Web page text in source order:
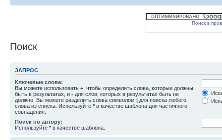
Поиск в
Поиск
ЗАПРОС
Ключевые слова:
Вы можете использовать + , чтобы определить слова, которые должны
быть в результатах, и - для слов, которых в результатах быть не
должно. Вы можете разделить слова символом | для поиска любого
слова из списка. Используйте * в качестве шаблона для частичного
совпадения.
Поиск по автору:
Используйте * в качестве шаблона.